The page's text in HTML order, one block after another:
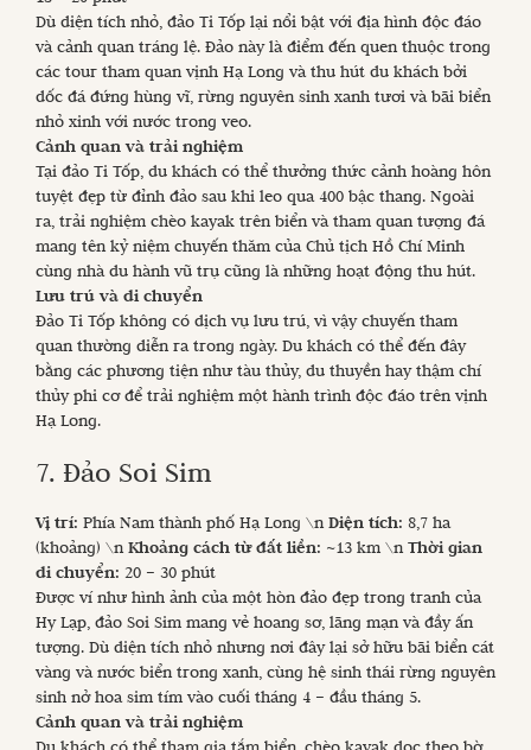
Dù diện tích nhỏ, đảo Ti Tốp lại nổi bật với địa hình độc đáo
và cảnh quan tráng lệ. Đảo này là điểm đến quen thuộc trong
các tour tham quan vịnh Hạ Long và thu hút du khách bởi
dốc đá đứng hùng vĩ, rừng nguyên sinh xanh tươi và bãi biển
nhỏ xinh với nước trong veo.
Cảnh quan và trải nghiệm
Tại đảo Ti Tốp, du khách có thể thưởng thức cảnh hoàng hôn
tuyệt đẹp từ đỉnh đảo sau khi leo qua 400 bậc thang. Ngoài
ra, trải nghiệm chèo kayak trên biển và tham quan tượng đá
mang tên kỷ niệm chuyến thăm của Chủ tịch Hồ Chí Minh
cùng nhà du hành vũ trụ cũng là những hoạt động thu hút.
Lưu trú và di chuyển
Đảo Ti Tốp không có dịch vụ lưu trú, vì vậy chuyến tham
quan thường diễn ra trong ngày. Du khách có thể đến đây
bằng các phương tiện như tàu thủy, du thuyền hay thậm chí
thủy phi cơ để trải nghiệm một hành trình độc đáo trên vịnh
Hạ Long.
7. Đảo Soi Sim
Vị trí: Phía Nam thành phố Hạ Long \nDiện tích: 8,7 ha
(khoảng) \nKhoảng cách từ đất liền: ~13 km \nThời gian
di chuyển: 20 – 30 phút
Được ví như hình ảnh của một hòn đảo đẹp trong tranh của
Hy Lạp, đảo Soi Sim mang vẻ hoang sơ, lãng mạn và đầy ấn
tượng. Dù diện tích nhỏ nhưng nơi đây lại sở hữu bãi biển cát
vàng và nước biển trong xanh, cùng hệ sinh thái rừng nguyên
sinh nở hoa sim tím vào cuối tháng 4 – đầu tháng 5.
Cảnh quan và trải nghiệm